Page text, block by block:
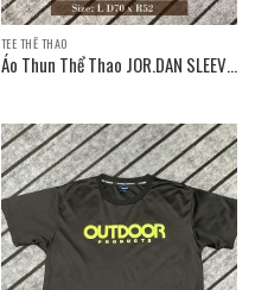
TEE THỂ THAO
Áo Thun Thể Thao JOR.DAN SLEEVE